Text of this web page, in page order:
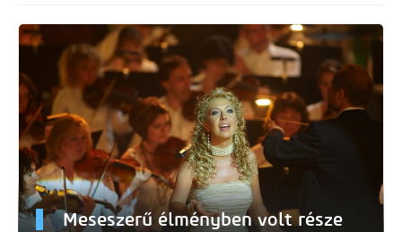
Meseszerű élményben volt része